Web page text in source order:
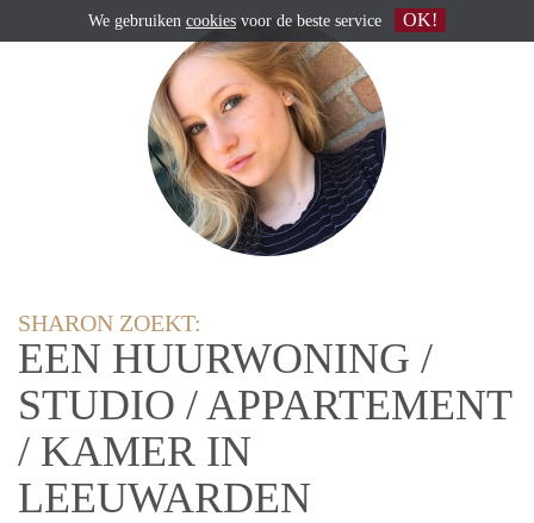
SHARON ZOEKT:
EEN HUURWONING /
STUDIO / APPARTEMENT
/ KAMER IN
LEEUWARDEN
We gebruiken cookies voor de beste service OK!